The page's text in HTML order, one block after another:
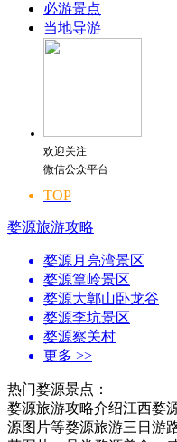
必游景点
当地导游
欢迎关注
微信公众平台
TOP
婺源旅游攻略
婺源月亮湾景区
婺源篁岭景区
婺源大鄣山卧龙谷
婺源李坑景区
婺源察关村
更多 >>
热门婺源景点：
婺源旅游攻略介绍江西婺
源图片等婺源旅游三日游